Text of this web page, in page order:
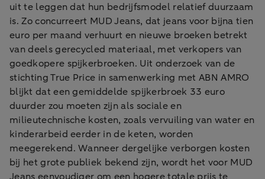
uit te leggen dat hun bedrijfsmodel relatief duurzaam
is. Zo concurreert MUD Jeans, dat jeans voor bijna tien
euro per maand verhuurt en nieuwe broeken betrekt
van deels gerecycled materiaal, met verkopers van
goedkopere spijkerbroeken. Uit onderzoek van de
stichting True Price in samenwerking met ABN AMRO
blijkt dat een gemiddelde spijkerbroek 33 euro
duurder zou moeten zijn als sociale en
milieutechnische kosten, zoals vervuiling van water en
kinderarbeid eerder in de keten, worden
meegerekend. Wanneer dergelijke verborgen kosten
bij het grote publiek bekend zijn, wordt het voor MUD